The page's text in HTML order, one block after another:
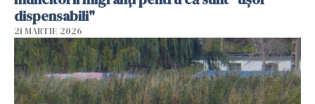
dispensabili"
21 MARTIE 2026